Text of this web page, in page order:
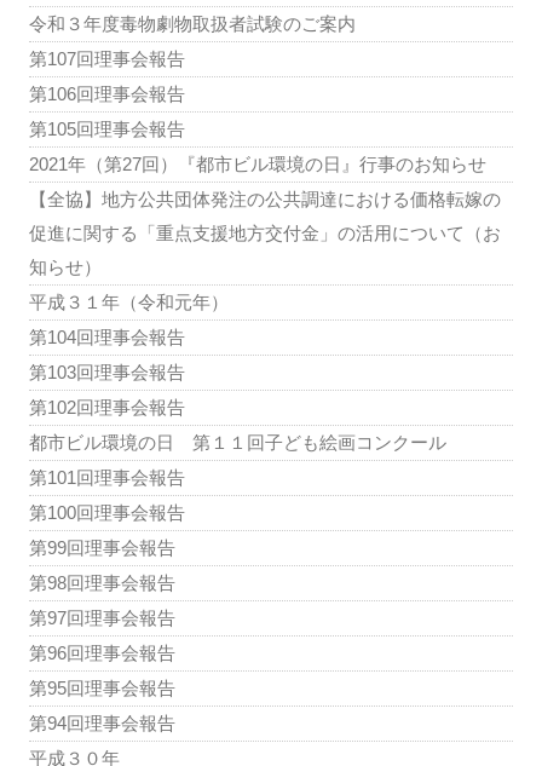
令和３年度毒物劇物取扱者試験のご案内
第107回理事会報告
第106回理事会報告
第105回理事会報告
2021年（第27回）『都市ビル環境の日』行事のお知らせ
【全協】地方公共団体発注の公共調達における価格転嫁の
促進に関する「重点支援地方交付金」の活用について（お
知らせ）
平成３１年（令和元年）
第104回理事会報告
第103回理事会報告
第102回理事会報告
都市ビル環境の日 第１１回子ども絵画コンクール
第101回理事会報告
第100回理事会報告
第99回理事会報告
第98回理事会報告
第97回理事会報告
第96回理事会報告
第95回理事会報告
第94回理事会報告
平成３０年